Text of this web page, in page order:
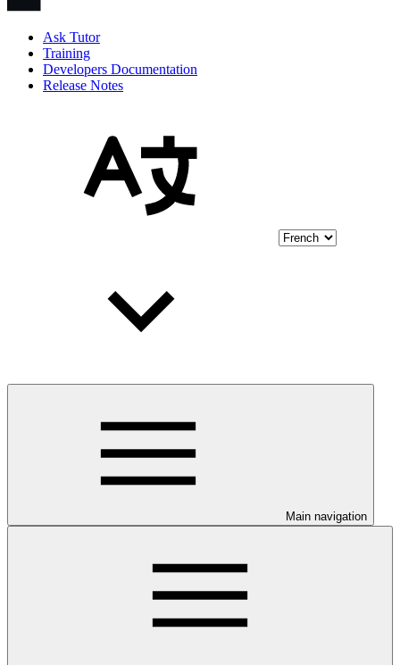
Ask Tutor
Training
Developers Documentation
Release Notes
Main navigation